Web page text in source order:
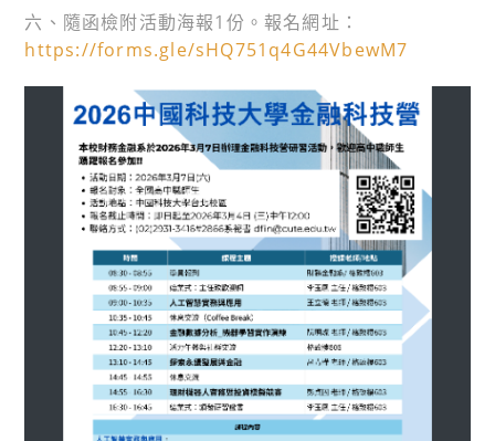
六、隨函檢附活動海報1份。報名網址：
https://forms.gle/sHQ751q4G44VbewM7